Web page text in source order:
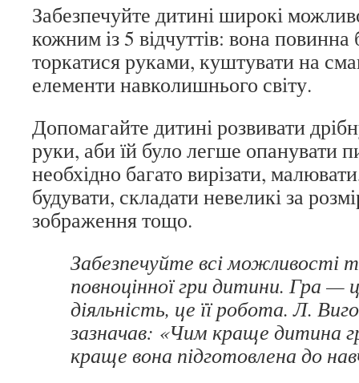
Забезпечуйте дитині широкі
кожним із 5 відчуттів: вона повинна
торкатися руками, куштувати на
елементи навколишнього світу.
Допомагайте дитині розвивати
руки, аби їй було легше опанувати
необхідно багато вирізати,
будувати, складати невеликі за
зображення тощо.
Забезпечуйте всі можливості
повноцінної гри дитини. Гра —
діяльність, це її робота. Л.
зазначав: «Чим краще дитина
краще вона підготовлена до